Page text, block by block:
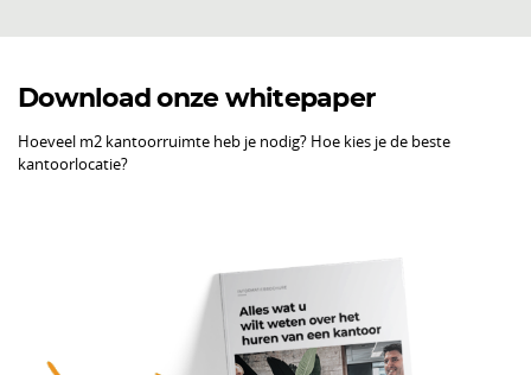
Download onze whitepaper
Hoeveel m2 kantoorruimte heb je nodig? Hoe kies je de beste
kantoorlocatie?